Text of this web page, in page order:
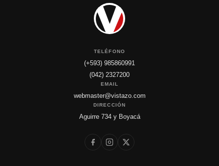
TELÉFONO
(+593) 985860991
(042) 2327200
EMAIL
webmaster@vistazo.com
DIRECCIÓN
Aguirre 734 y Boyacá